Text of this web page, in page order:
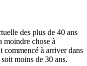
des plus de 40 ans
moindre chose à
commencé à arriver dans
moins de 30 ans.